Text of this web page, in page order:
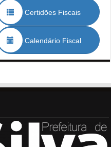
Certidões Fiscais
Calendário Fiscal